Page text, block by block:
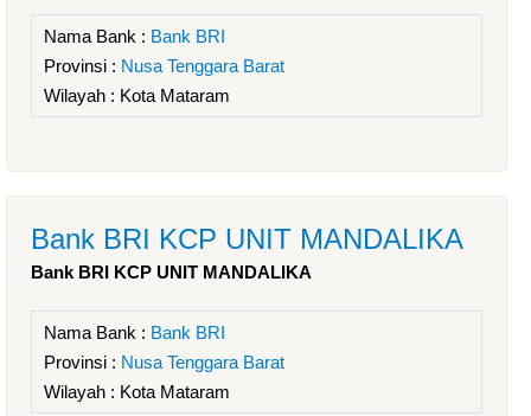
Nama Bank : Bank BRI
Provinsi : Nusa Tenggara Barat
Wilayah : Kota Mataram
Bank BRI KCP UNIT MANDALIKA
Bank BRI KCP UNIT MANDALIKA
Nama Bank : Bank BRI
Provinsi : Nusa Tenggara Barat
Wilayah : Kota Mataram